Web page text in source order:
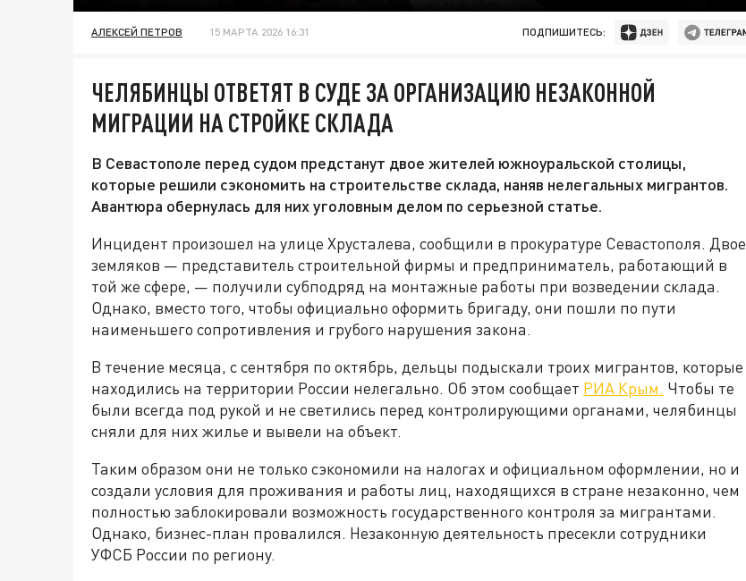
АЛЕКСЕЙ ПЕТРОВ 15 МАРТА 2026 16:31 ПОДПИШИТЕСЬ:
ЧЕЛЯБИНЦЫ ОТВЕТЯТ В СУДЕ ЗА ОРГАНИЗАЦИЮ НЕЗАКОННОЙ
МИГРАЦИИ НА СТРОЙКЕ СКЛАДА
В Севастополе перед судом предстанут двое жителей южноуральской столицы,
которые решили сэкономить на строительстве склада, наняв нелегальных мигрантов.
Авантюра обернулась для них уголовным делом по серьезной статье.
Инцидент произошел на улице Хрусталева, сообщили в прокуратуре Севастополя. Двое
земляков — представитель строительной фирмы и предприниматель, работающий в
той же сфере, — получили субподряд на монтажные работы при возведении склада.
Однако, вместо того, чтобы официально оформить бригаду, они пошли по пути
наименьшего сопротивления и грубого нарушения закона.
В течение месяца, с сентября по октябрь, дельцы подыскали троих мигрантов, которые
находились на территории России нелегально. Об этом сообщает РИА Крым. Чтобы те
были всегда под рукой и не светились перед контролирующими органами, челябинцы
сняли для них жилье и вывели на объект.
Таким образом они не только сэкономили на налогах и официальном оформлении, но и
создали условия для проживания и работы лиц, находящихся в стране незаконно, чем
полностью заблокировали возможность государственного контроля за мигрантами.
Однако, бизнес-план провалился. Незаконную деятельность пресекли сотрудники
УФСБ России по региону.